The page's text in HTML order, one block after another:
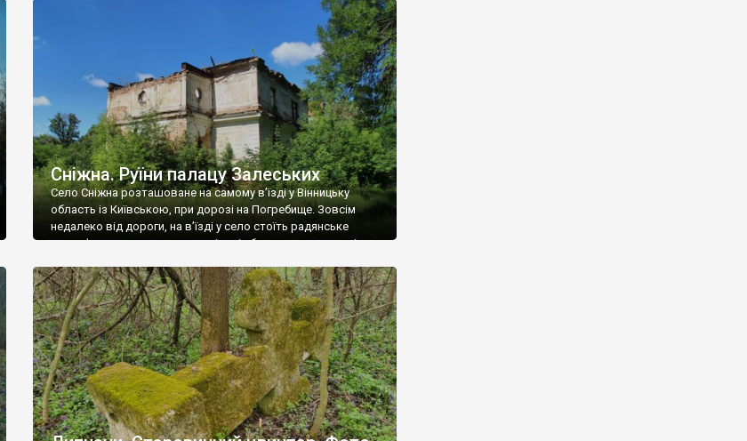
старовинний цвинтар із кам’яними хрестами. Всі епітафії, які
збереглися, написані кирилицею, церковнослов’янською
мовою. За всіма традиційними ознаками – цвинтар
український. Хрести датуються 19 століттям. У 1924-1940
роках Болган […]
Сніжна. Руїни палацу Залеських
Село Сніжна розташоване на самому в’їзді у Вінницьку
область із Київською, при дорозі на Погребище. Зовсім
недалеко від дороги, на в’їзді у село стоїть радянське
рельєфне пано, яке показує жінку і яблуню, а трохи далі,
дороги їх не видно, але видно дві стареньких колії у траві –
[…]